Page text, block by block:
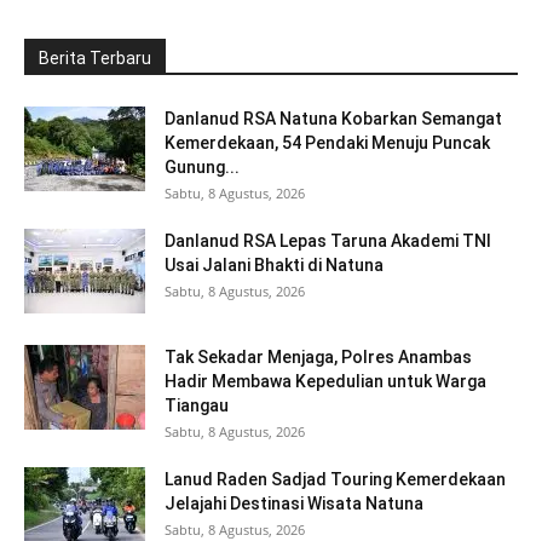
Berita Terbaru
Danlanud RSA Natuna Kobarkan Semangat
Kemerdekaan, 54 Pendaki Menuju Puncak
Gunung...
Sabtu, 8 Agustus, 2026
Danlanud RSA Lepas Taruna Akademi TNI
Usai Jalani Bhakti di Natuna
Sabtu, 8 Agustus, 2026
Tak Sekadar Menjaga, Polres Anambas
Hadir Membawa Kepedulian untuk Warga
Tiangau
Sabtu, 8 Agustus, 2026
Lanud Raden Sadjad Touring Kemerdekaan
Jelajahi Destinasi Wisata Natuna
Sabtu, 8 Agustus, 2026